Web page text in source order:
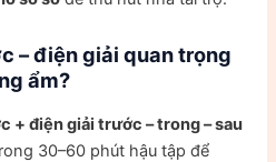
– điện giải quan trọng
ẩm?
+ điện giải trước – trong – sau
30–60 phút hậu tập để